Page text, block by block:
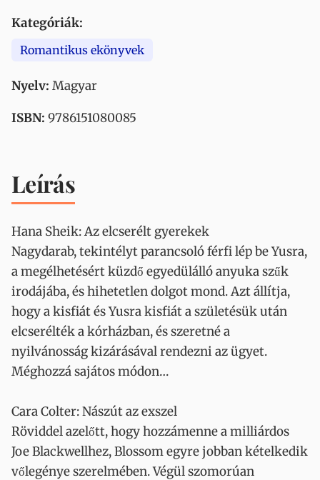
Kategóriák:
Romantikus ekönyvek
Nyelv: Magyar
ISBN: 9786151080085
Leírás
Hana Sheik: Az elcserélt gyerekek
Nagydarab, tekintélyt parancsoló férfi lép be Yusra,
a megélhetésért küzdő egyedülálló anyuka szűk
irodájába, és hihetetlen dolgot mond. Azt állítja,
hogy a kisfiát és Yusra kisfiát a születésük után
elcserélték a kórházban, és szeretné a
nyilvánosság kizárásával rendezni az ügyet.
Méghozzá sajátos módon…
Cara Colter: Nászút az exszel
Röviddel azelőtt, hogy hozzámenne a milliárdos
Joe Blackwellhez, Blossom egyre jobban kételkedik
vőlegénye szerelmében. Végül szomorúan